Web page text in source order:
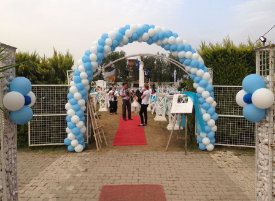
346
02
22
0
650
45
61